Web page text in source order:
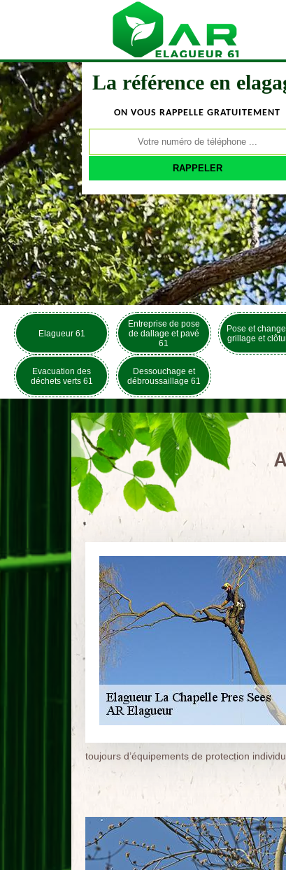
La référence en
ON VOUS RAPPELLE GRATUITEMENT
Elagueur 61
Entreprise de pose
de dallage et pavé
61
Pose et
grillage et
Evacuation des
déchets verts 61
Dessouchage et
débroussaillage 61
toujours d’équipements de protection